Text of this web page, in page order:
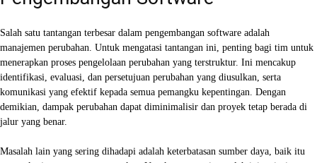
Salah satu tantangan terbesar dalam pengembangan software adalah
manajemen perubahan. Untuk mengatasi tantangan ini, penting bagi tim untuk
menerapkan proses pengelolaan perubahan yang terstruktur. Ini mencakup
identifikasi, evaluasi, dan persetujuan perubahan yang diusulkan, serta
komunikasi yang efektif kepada semua pemangku kepentingan. Dengan
demikian, dampak perubahan dapat diminimalisir dan proyek tetap berada di
jalur yang benar.
Masalah lain yang sering dihadapi adalah keterbatasan sumber daya, baik itu